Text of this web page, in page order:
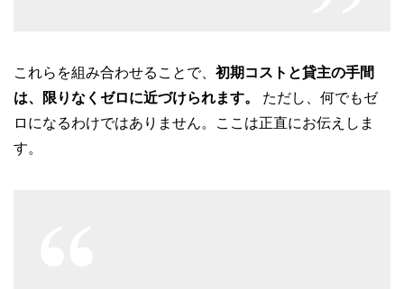
これらを組み合わせることで、 初期コストと貸主の手間
は、限りなくゼロに近づけられます。
ただし、何でもゼ
ロになるわけではありません。ここは正直にお伝えしま
す。